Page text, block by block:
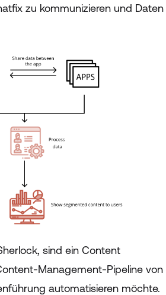
zu kommunizieren und Daten
sind ein Content
Management-Pipeline von
automatisieren möchte.